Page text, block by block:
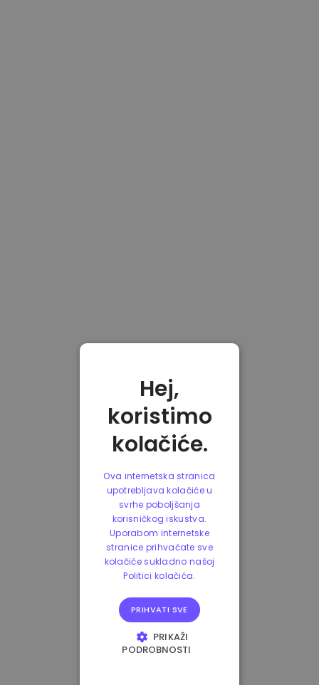
Hej,
koristimo
kolačiće.
Ova internetska stranica
upotrebljava kolačiće u
svrhe poboljšanja
korisničkog iskustva.
Uporabom internetske
stranice prihvaćate sve
kolačiće sukladno našoj
Politici kolačića.
PRIHVATI SVE
PRIKAŽI
PODROBNOSTI